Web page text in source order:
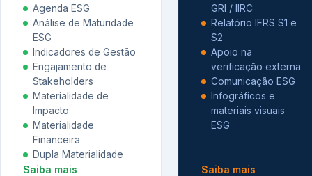
Agenda ESG
Análise de Maturidade
ESG
Indicadores de Gestão
Engajamento de
Stakeholders
Materialidade de
Impacto
Materialidade
Financeira
Dupla Materialidade
Saiba mais
GRI / IIRC
Relatório IFRS S1 e
S2
Apoio na
verificação externa
Comunicação ESG
Infográficos e
materiais visuais
ESG
Saiba mais